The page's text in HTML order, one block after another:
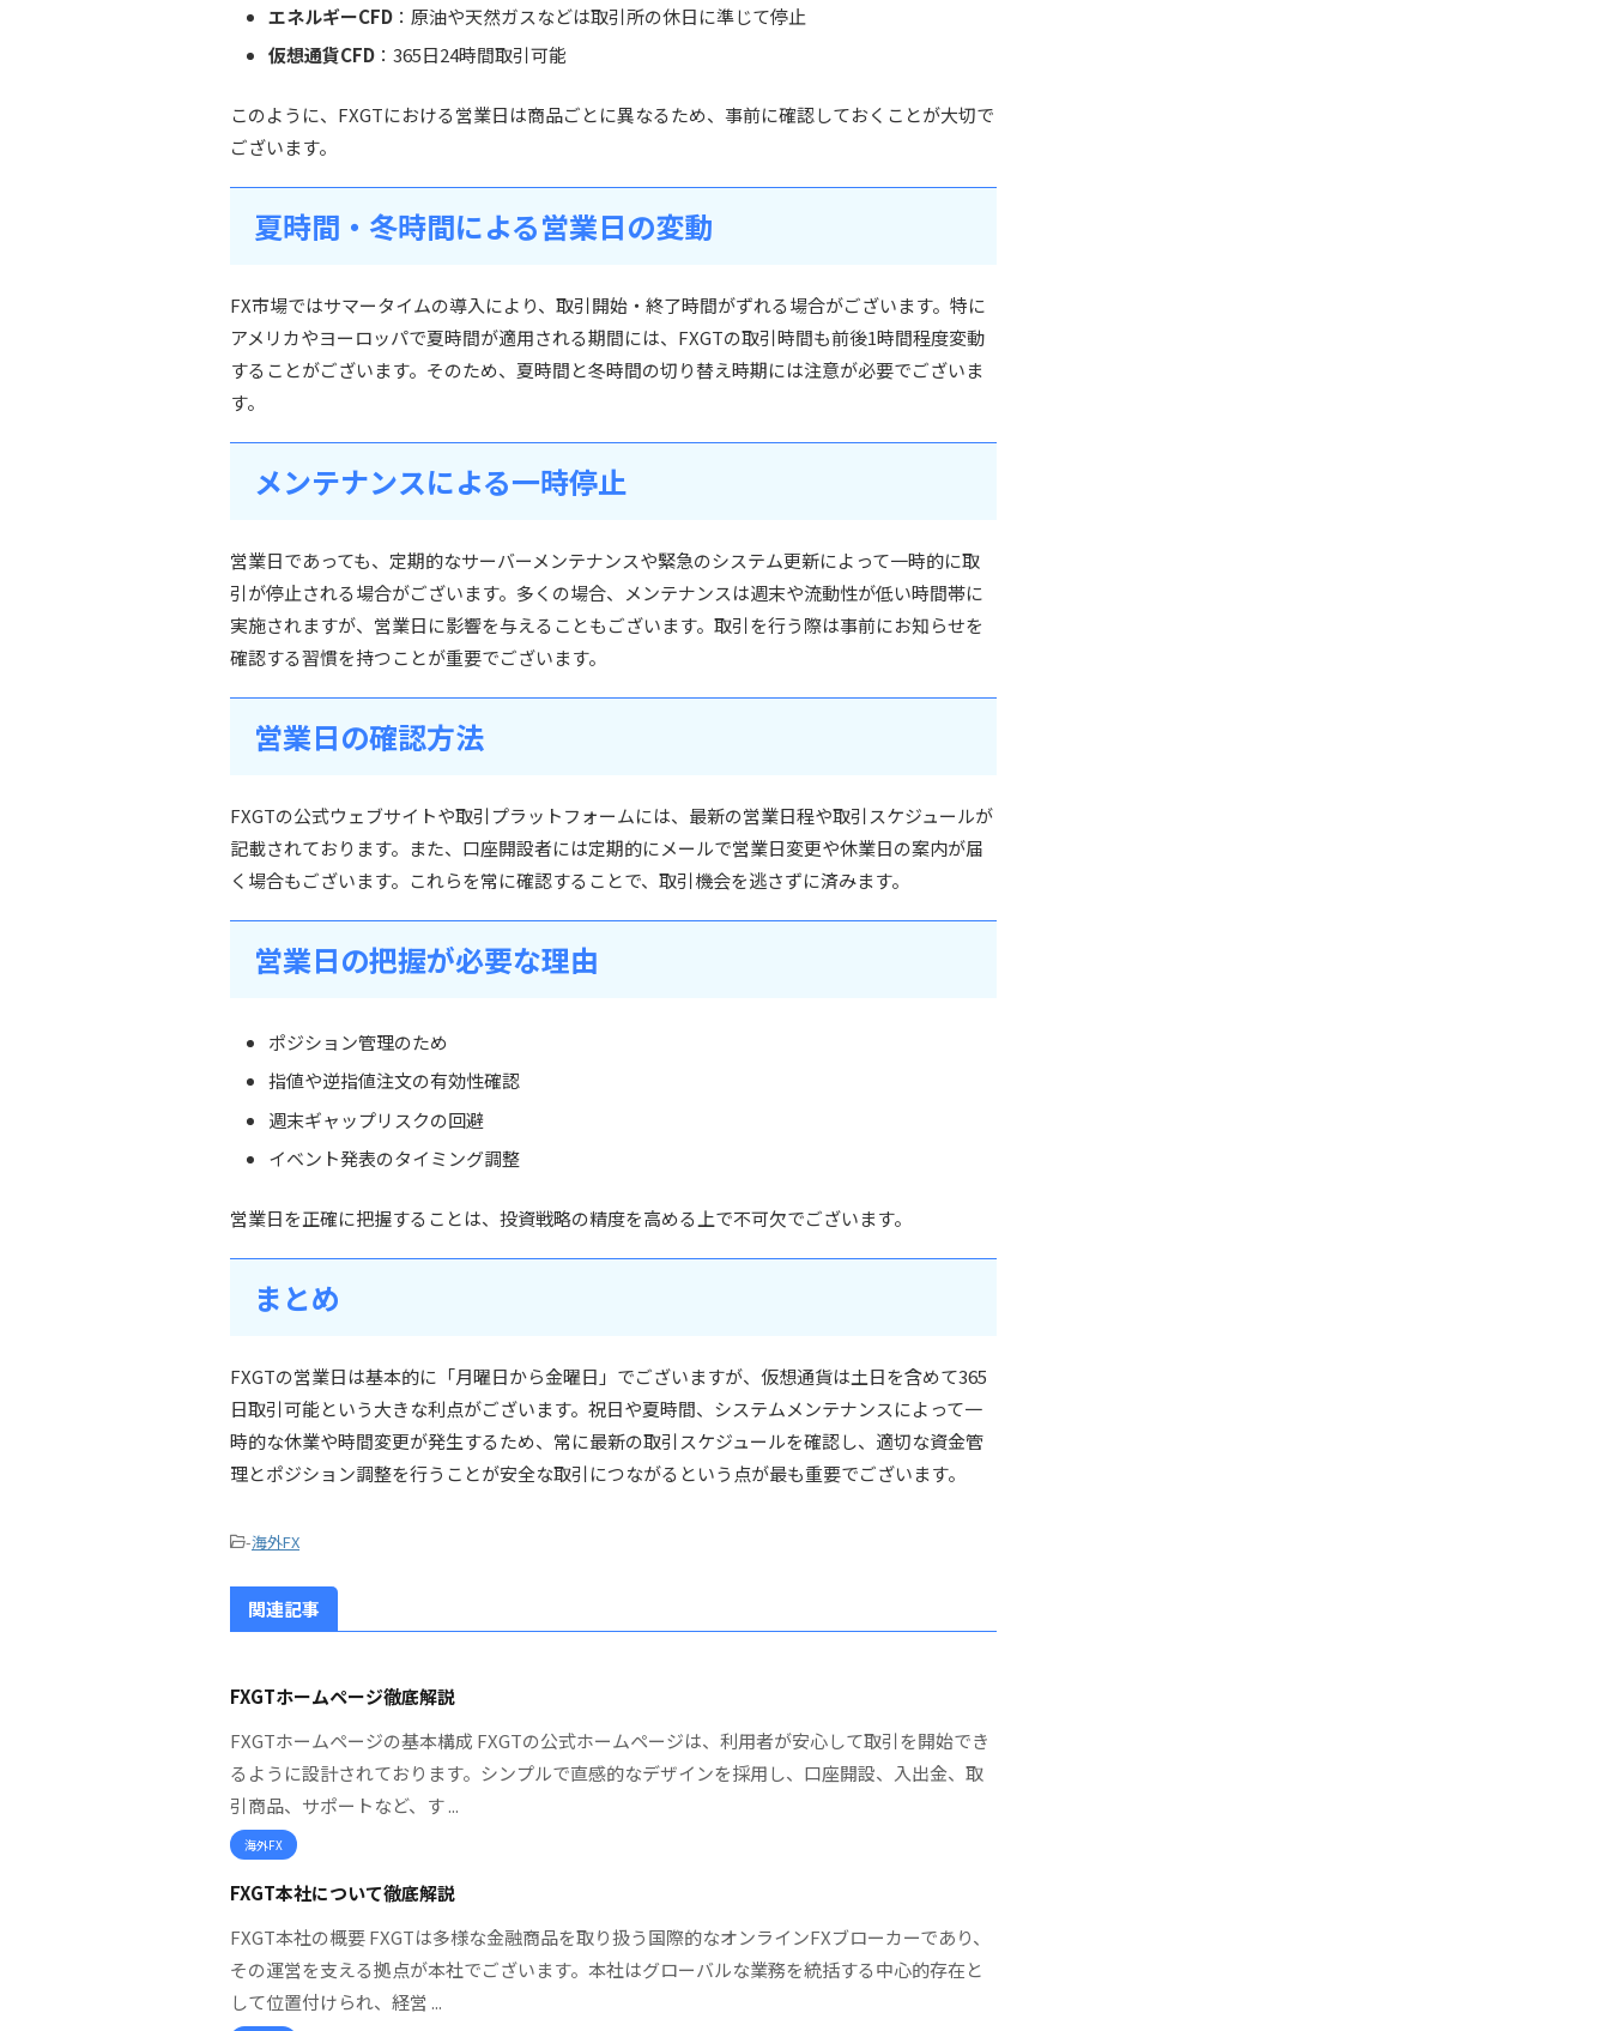
エネルギーCFD ：原油や天然ガスなどは取引所の休日に準じて停止
仮想通貨CFD ：365日24時間取引可能
このように、FXGTにおける営業日は商品ごとに異なるため、事前に確認しておくことが大切で
ございます。
夏時間・冬時間による営業日の変動
FX市場ではサマータイムの導入により、取引開始・終了時間がずれる場合がございます。特に
アメリカやヨーロッパで夏時間が適用される期間には、FXGTの取引時間も前後1時間程度変動
することがございます。そのため、夏時間と冬時間の切り替え時期には注意が必要でございま
す。
メンテナンスによる一時停止
営業日であっても、定期的なサーバーメンテナンスや緊急のシステム更新によって一時的に取
引が停止される場合がございます。多くの場合、メンテナンスは週末や流動性が低い時間帯に
実施されますが、営業日に影響を与えることもございます。取引を行う際は事前にお知らせを
確認する習慣を持つことが重要でございます。
営業日の確認方法
FXGTの公式ウェブサイトや取引プラットフォームには、最新の営業日程や取引スケジュールが
記載されております。また、口座開設者には定期的にメールで営業日変更や休業日の案内が届
く場合もございます。これらを常に確認することで、取引機会を逃さずに済みます。
営業日の把握が必要な理由
ポジション管理のため
指値や逆指値注文の有効性確認
週末ギャップリスクの回避
イベント発表のタイミング調整
営業日を正確に把握することは、投資戦略の精度を高める上で不可欠でございます。
まとめ
FXGTの営業日は基本的に「月曜日から金曜日」でございますが、仮想通貨は土日を含めて365
日取引可能という大きな利点がございます。祝日や夏時間、システムメンテナンスによって一
時的な休業や時間変更が発生するため、常に最新の取引スケジュールを確認し、適切な資金管
理とポジション調整を行うことが安全な取引につながるという点が最も重要でございます。
-海外FX
関連記事
FXGTホームページ徹底解説
FXGTホームページの基本構成 FXGTの公式ホームページは、利用者が安心して取引を開始でき
るように設計されております。シンプルで直感的なデザインを採用し、口座開設、入出金、取
引商品、サポートなど、す ...
海外FX
FXGT本社について徹底解説
FXGT本社の概要 FXGTは多様な金融商品を取り扱う国際的なオンラインFXブローカーであり、
その運営を支える拠点が本社でございます。本社はグローバルな業務を統括する中心的存在と
して位置付けられ、経営 ...